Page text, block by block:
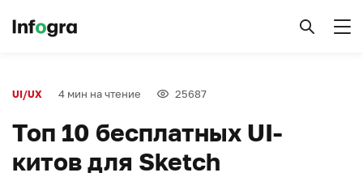
UI/UX 4 мин на чтение 25687
Toп 10 бесплатных UI-
китов для Sketch